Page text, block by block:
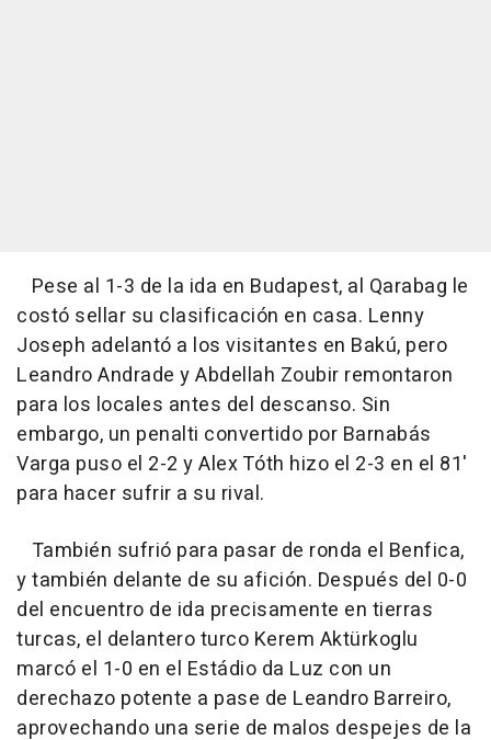
Pese al 1-3 de la ida en Budapest, al Qarabag le
costó sellar su clasificación en casa. Lenny
Joseph adelantó a los visitantes en Bakú, pero
Leandro Andrade y Abdellah Zoubir remontaron
para los locales antes del descanso. Sin
embargo, un penalti convertido por Barnabás
Varga puso el 2-2 y Alex Tóth hizo el 2-3 en el 81'
para hacer sufrir a su rival.
También sufrió para pasar de ronda el Benfica,
y también delante de su afición. Después del 0-0
del encuentro de ida precisamente en tierras
turcas, el delantero turco Kerem Aktürkoglu
marcó el 1-0 en el Estádio da Luz con un
derechazo potente a pase de Leandro Barreiro,
aprovechando una serie de malos despejes de la